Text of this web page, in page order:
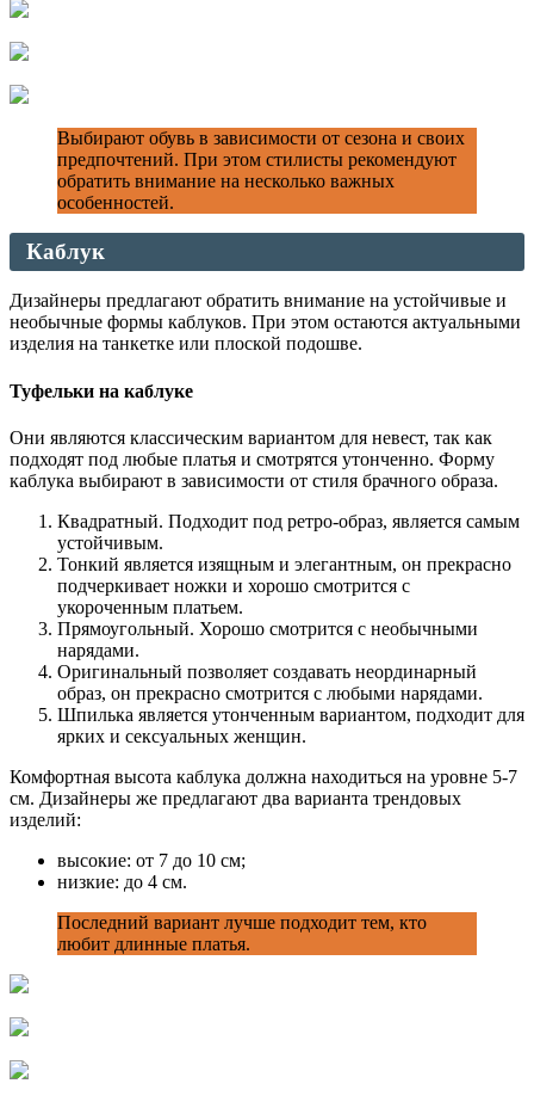
Выбирают обувь в зависимости от сезона и своих
предпочтений. При этом стилисты рекомендуют
обратить внимание на несколько важных
особенностей.
Каблук
Дизайнеры предлагают обратить внимание на устойчивые и
необычные формы каблуков. При этом остаются актуальными
изделия на танкетке или плоской подошве.
Туфельки на каблуке
Они являются классическим вариантом для невест, так как
подходят под любые платья и смотрятся утонченно. Форму
каблука выбирают в зависимости от стиля брачного образа.
Квадратный. Подходит под ретро-образ, является самым
устойчивым.
Тонкий является изящным и элегантным, он прекрасно
подчеркивает ножки и хорошо смотрится с
укороченным платьем.
Прямоугольный. Хорошо смотрится с необычными
нарядами.
Оригинальный позволяет создавать неординарный
образ, он прекрасно смотрится с любыми нарядами.
Шпилька является утонченным вариантом, подходит для
ярких и сексуальных женщин.
Комфортная высота каблука должна находиться на уровне 5-7
см. Дизайнеры же предлагают два варианта трендовых
изделий:
высокие: от 7 до 10 см;
низкие: до 4 см.
Последний вариант лучше подходит тем, кто
любит длинные платья.